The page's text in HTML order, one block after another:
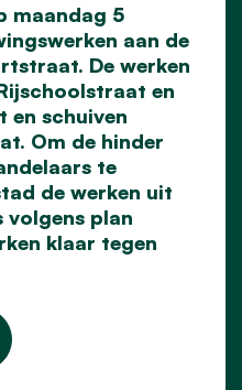
maandag 5
aan de
De werken
en
en schuiven
Om de hinder
te
de werken uit
volgens plan
klaar tegen